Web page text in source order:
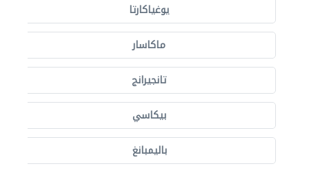
يوغياكارتا
ماكاسار
تانجيرانج
بيكاسي
باليمبانغ